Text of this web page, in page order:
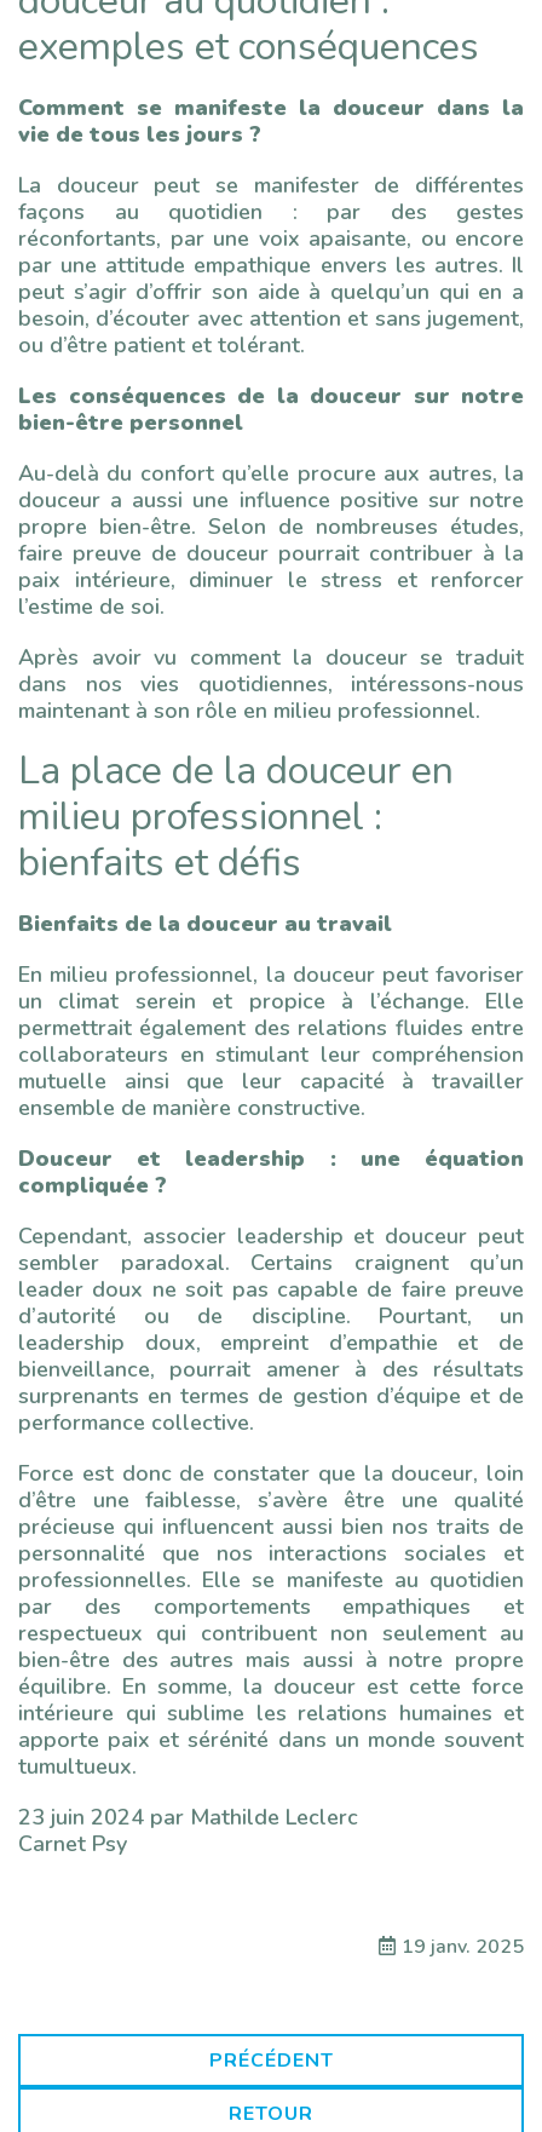
exemples et conséquences
Comment se manifeste la douceur dans la
vie de tous les jours ?
La douceur peut se manifester de différentes
façons au quotidien : par des gestes
réconfortants, par une voix apaisante, ou encore
par une attitude empathique envers les autres. Il
peut s’agir d’offrir son aide à quelqu’un qui en a
besoin, d’écouter avec attention et sans jugement,
ou d’être patient et tolérant.
Les conséquences de la douceur sur notre
bien-être personnel
Au-delà du confort qu’elle procure aux autres, la
douceur a aussi une influence positive sur notre
propre bien-être. Selon de nombreuses études,
faire preuve de douceur pourrait contribuer à la
paix intérieure, diminuer le stress et renforcer
l’estime de soi.
Après avoir vu comment la douceur se traduit
dans nos vies quotidiennes, intéressons-nous
maintenant à son rôle en milieu professionnel.
La place de la douceur en
milieu professionnel :
bienfaits et défis
Bienfaits de la douceur au travail
En milieu professionnel, la douceur peut favoriser
un climat serein et propice à l’échange. Elle
permettrait également des relations fluides entre
collaborateurs en stimulant leur compréhension
mutuelle ainsi que leur capacité à travailler
ensemble de manière constructive.
Douceur et leadership : une équation
compliquée ?
Cependant, associer leadership et douceur peut
sembler paradoxal. Certains craignent qu’un
leader doux ne soit pas capable de faire preuve
d’autorité ou de discipline. Pourtant, un
leadership doux, empreint d’empathie et de
bienveillance, pourrait amener à des résultats
surprenants en termes de gestion d’équipe et de
performance collective.
Force est donc de constater que la douceur, loin
d’être une faiblesse, s’avère être une qualité
précieuse qui influencent aussi bien nos traits de
personnalité que nos interactions sociales et
professionnelles. Elle se manifeste au quotidien
par des comportements empathiques et
respectueux qui contribuent non seulement au
bien-être des autres mais aussi à notre propre
équilibre. En somme, la douceur est cette force
intérieure qui sublime les relations humaines et
apporte paix et sérénité dans un monde souvent
tumultueux.
23 juin 2024 par Mathilde Leclerc
Carnet Psy
19 janv. 2025
PRÉCÉDENT
RETOUR